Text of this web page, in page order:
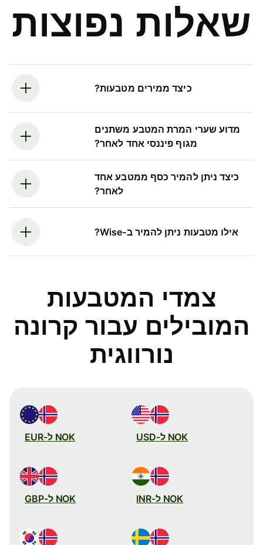
שאלות נפוצות
כיצד ממירים מטבעות?
מדוע שערי המרת המטבע משתנים
מגוף פיננסי אחד לאחר?
כיצד ניתן להמיר כסף ממטבע אחד
לאחר?
אילו מטבעות ניתן להמיר ב-Wise?
צמדי המטבעות
המובילים עבור קרונה
נורווגית
NOK ל-USD NOK ל-EUR
NOK ל-INR NOK ל-GBP